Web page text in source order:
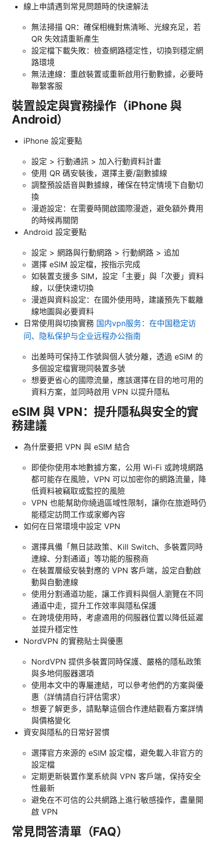
線上申請遇到常見問題時的快速解法
無法掃描 QR：確保相機對焦清晰、光線充足，若
QR 失效請重新產生
設定檔下載失敗：檢查網路穩定性，切換到穩定網
路環境
無法連線：重啟裝置或重新啟用行動數據，必要時
聯繫客服
裝置設定與實務操作（iPhone 與
Android）
iPhone 設定要點
設定 > 行動通訊 > 加入行動資料計畫
使用 QR 碼安裝後，選擇主要/副數據線
調整預設語音與數據線，確保在特定情境下自動切
換
漫遊設定：在需要時開啟國際漫遊，避免額外費用
的時候再關閉
Android 設定要點
設定 > 網路與行動網路 > 行動網路 > 追加
選擇 eSIM 設定檔，按指示完成
如裝置支援多 SIM，設定「主要」與「次要」資料
線，以便快速切換
漫遊與資料設定：在國外使用時，建議預先下載離
線地圖與必要資料
日常使用與切換實務 国内vpn服务：在中国稳定访
问、隐私保护与企业远程办公指南
出差時可保持工作號與個人號分離，透過 eSIM 的
多個設定檔實現同裝置多號
想要更省心的國際流量，應該選擇在目的地可用的
資料方案，並同時啟用 VPN 以提升隱私
eSIM 與 VPN：提升隱私與安全的實
務建議
為什麼要把 VPN 與 eSIM 結合
即使你使用本地數據方案，公用 Wi‑Fi 或跨境網路
都可能存在風險，VPN 可以加密你的網路流量，降
低資料被竊取或監控的風險
VPN 也能幫助你繞過區域性限制，讓你在旅遊時仍
能穩定訪問工作或家鄉內容
如何在日常環境中設定 VPN
選擇具備「無日誌政策、Kill Switch、多裝置同時
連線、分割通道」等功能的服務商
在裝置層級安裝對應的 VPN 客戶端，設定自動啟
動與自動連線
使用分割通道功能，讓工作資料與個人瀏覽在不同
通道中走，提升工作效率與隱私保護
在跨境使用時，考慮適用的伺服器位置以降低延遲
並提升穩定性
NordVPN 的實務貼士與優惠
NordVPN 提供多裝置同時保護、嚴格的隱私政策
與多地伺服器選項
使用本文中的專屬連結，可以參考他們的方案與優
惠（詳情請自行評估需求）
想要了解更多，請點擊這個合作連結觀看方案詳情
與價格變化
資安與隱私的日常好習慣
選擇官方來源的 eSIM 設定檔，避免載入非官方的
設定檔
定期更新裝置作業系統與 VPN 客戶端，保持安全
性最新
避免在不可信的公共網路上進行敏感操作，盡量開
啟 VPN
常見問答清單（FAQ）